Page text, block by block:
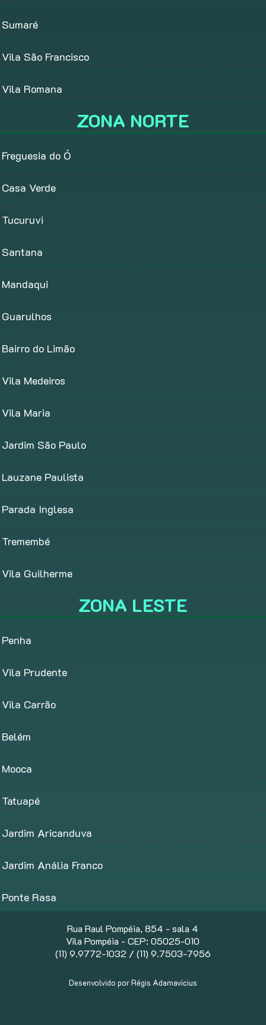
Sumaré
Vila São Francisco
Vila Romana
ZONA NORTE
Freguesia do Ó
Casa Verde
Tucuruvi
Santana
Mandaqui
Guarulhos
Bairro do Limão
Vila Medeiros
Vila Maria
Jardim São Paulo
Lauzane Paulista
Parada Inglesa
Tremembé
Vila Guilherme
ZONA LESTE
Penha
Vila Prudente
Vila Carrão
Belém
Mooca
Tatuapé
Jardim Aricanduva
Jardim Anália Franco
Ponte Rasa
Rua Raul Pompéia, 854 - sala 4
Vila Pompéia - CEP: 05025-010
(11) 9.9772-1032 / (11) 9.7503-7956
Desenvolvido por Régis Adamavicius